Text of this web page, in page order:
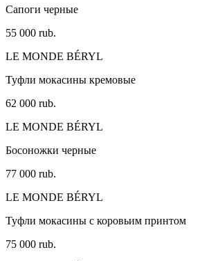
Сапоги черные
55 000 rub.
LE MONDE BÉRYL
Туфли мокасины кремовые
62 000 rub.
LE MONDE BÉRYL
Босоножки черные
77 000 rub.
LE MONDE BÉRYL
Туфли мокасины с коровьим принтом
75 000 rub.